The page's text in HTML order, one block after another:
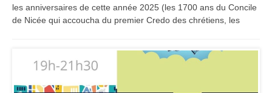
les anniversaires de cette année 2025 (les 1700 ans du Concile
de Nicée qui accoucha du premier Credo des chrétiens, les